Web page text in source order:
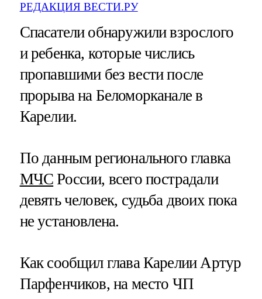
РЕДАКЦИЯ ВЕСТИ.РУ
Спасатели обнаружили взрослого
и ребенка, которые числись
пропавшими без вести после
прорыва на Беломорканале в
Карелии.
По данным регионального главка
МЧС России, всего пострадали
девять человек, судьба двоих пока
не установлена.
Как сообщил глава Карелии Артур
Парфенчиков, на место ЧП